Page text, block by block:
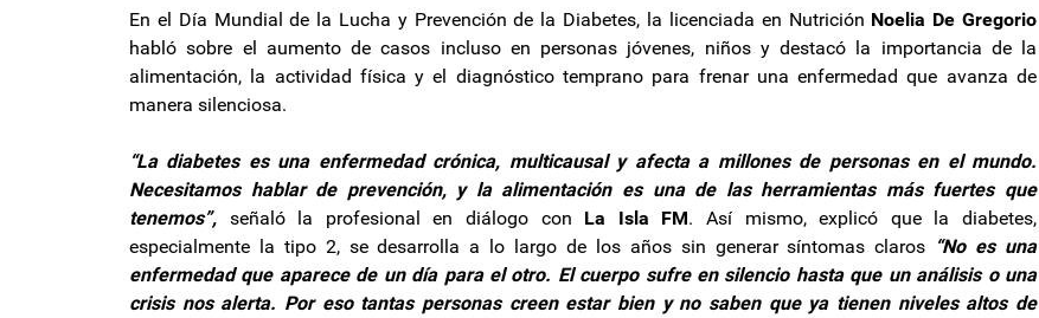
En el Día Mundial de la Lucha y Prevención de la Diabetes, la licenciada en Nutrición Noelia De Gregorio
habló sobre el aumento de casos incluso en personas jóvenes, niños y destacó la importancia de la
alimentación, la actividad física y el diagnóstico temprano para frenar una enfermedad que avanza de
manera silenciosa.
“La diabetes es una enfermedad crónica, multicausal y afecta a millones de personas en el mundo.
Necesitamos hablar de prevención, y la alimentación es una de las herramientas más fuertes que
tenemos”, señaló la profesional en diálogo con La Isla FM. Así mismo, explicó que la diabetes,
especialmente la tipo 2, se desarrolla a lo largo de los años sin generar síntomas claros “No es una
enfermedad que aparece de un día para el otro. El cuerpo sufre en silencio hasta que un análisis o una
crisis nos alerta. Por eso tantas personas creen estar bien y no saben que ya tienen niveles altos de